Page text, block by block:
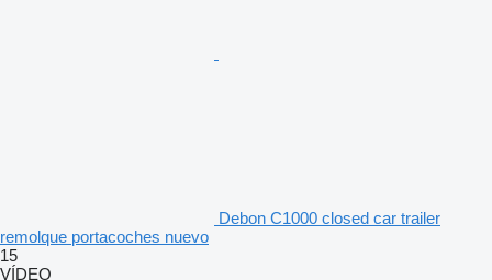
Debon C1000 closed car trailer
remolque portacoches nuevo
15
VÍDEO